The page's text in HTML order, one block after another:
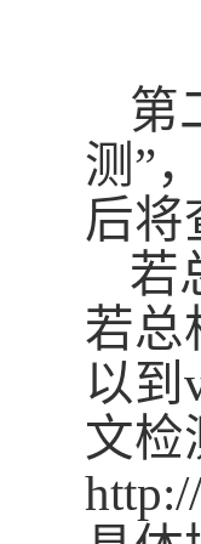
第
测”
后将
若
若总
以到
文检